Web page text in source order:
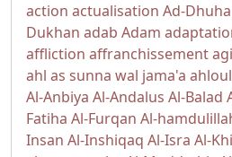
action actualisation Ad-Dhuha
Dukhan adab Adam
affliction affranchissement
ahl as sunna wal jama'a
Al-Anbiya Al-Andalus Al-Balad
Fatiha Al-Furqan Al-
Insan Al-Inshiqaq Al-Isra Al-